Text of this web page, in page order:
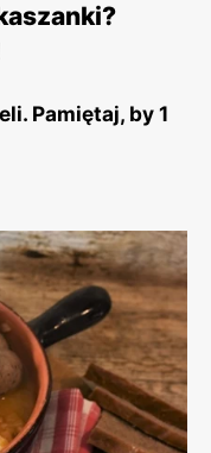
Pamiętaj, by 1